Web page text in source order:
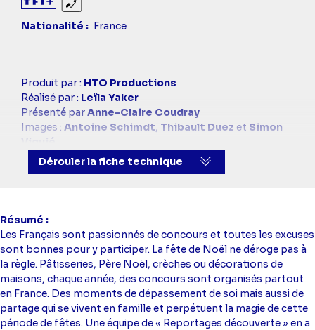
Sourds et malentendants
Nationalité
France
Casting
simba
Produit par : HTO Productions
Réalisé par : Leïla Yaker
Présenté parAnne-Claire Coudray
Images : Antoine Schimdt, Thibault Duez et Simon
Viguié
Montage :Gaël Hubert
Dérouler la fiche technique
Résumé
Les Français sont passionnés de concours et toutes les excuses
sont bonnes pour y participer. La fête de Noël ne déroge pas à
la règle. Pâtisseries, Père Noël, crèches ou décorations de
maisons, chaque année, des concours sont organisés partout
en France. Des moments de dépassement de soi mais aussi de
partage qui se vivent en famille et perpétuent la magie de cette
période de fêtes. Une équipe de « Reportages découverte » en a